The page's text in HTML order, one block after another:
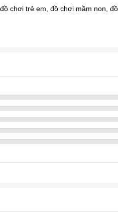
chơi trẻ em, đồ chơi mầm non,